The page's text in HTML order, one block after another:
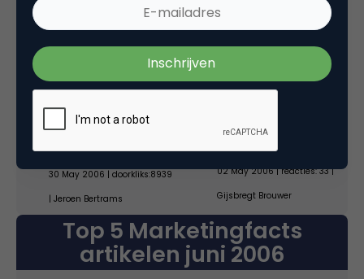
wapen van Heineken
20 May 2006 |
doorkliks:9593 | Erik van
Roekel
De jongste
internetmiljonairs
van Nederland
30 May 2006 | doorkliks:8939
| Jeroen Bertrams
Wie zijn nu die
lezers van
Marketingfacts?
13 May 2006 | reacties: 34 |
interactieve TV
02 May 2006 | reacties: 33 |
Gijsbregt Brouwer
Top 5 Marketingfacts
artikelen juni 2006